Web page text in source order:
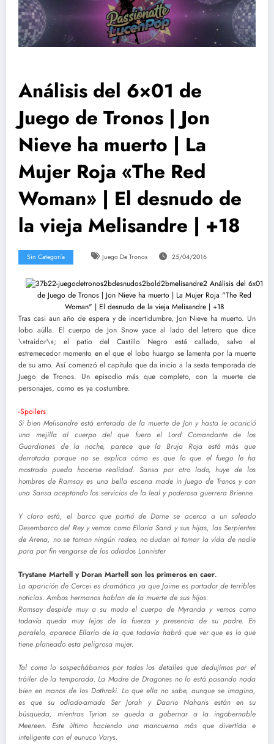
Análisis del 6×01 de
Juego de Tronos | Jon
Nieve ha muerto | La
Mujer Roja «The Red
Woman» | El desnudo de
la vieja Melisandre | +18
Sin Categoría Juego De Tronos 25/04/2016
Tras casi aun año de espera y de incertidumbre, Jon Nieve ha muerto. Un
lobo aúlla. El cuerpo de Jon Snow yace al lado del letrero que dice
\»traidor\»; el patio del Castillo Negro está callado, salvo el
estremecedor momento en el que el lobo huargo se lamenta por la muerte
de su amo. Así comenzó el capítulo que da inicio a la sexta temporada de
Juego de Tronos. Un episodio más que completo, con la muerte de
personajes, como es ya costumbre.
-Spoilers
Si bien Melisandre está enterada de la muerte de Jon y hasta le acarició
una mejilla al cuerpo del que fuera el Lord Comandante de los
Guardianes de la noche, parece que la Bruja Roja está más que
derrotada porque no se explica cómo es que lo que el fuego le ha
mostrado pueda hacerse realidad. Sansa por otro lado, huye de los
hombres de Ramsay es una bella escena made in Juego de Tronos y con
una Sansa aceptando los servicios de la leal y poderosa guerrera Brienne.
Y claro está, el barco que partió de Dorne se acerca a un soleado
Desembarco del Rey y vemos como Ellaria Sand y sus hijas, las Serpientes
de Arena, no se toman ningún rodeo, no dudan al tomar la vida de nadie
para por fin vengarse de los odiados Lannister
Trystane Martell y Doran Martell son los primeros en caer.
La aparición de Cercei es dramática ya que Jaime es portador de terribles
noticias. Ambos hermanos hablan de la muerte de sus hijos.
Ramsay despide muy a su modo el cuerpo de Myranda y vemos como
todavía queda muy lejos de la fuerza y presencia de su padre. En
paralelo, aparece Ellaria de la que todavía habrá que ver que es lo que
tiene planeado esta peligrosa mujer.
Tal como lo sospechábamos por todos los detalles que dedujimos por el
tráiler de la temporada. La Madre de Dragones no lo está pasando nada
bien en manos de los Dothraki. Lo que ella no sabe, aunque se imagina,
es que su odiado-amado Ser Jorah y Daario Naharis están en su
búsqueda, mientras Tyrion se queda a gobernar a la ingobernable
Meereen. Este último haciendo una mancuerna más que divertida e
inteligente con el eunuco Varys.